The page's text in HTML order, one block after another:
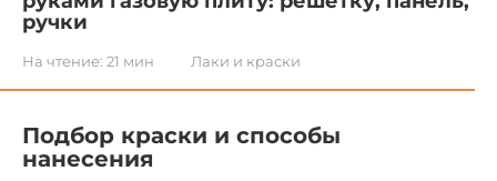
ручки
На чтение: 21 мин Лаки и краски
Подбор краски и способы
нанесения